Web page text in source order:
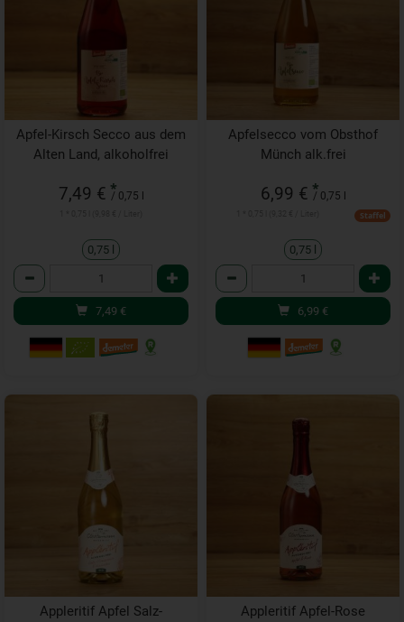
Apfel-Kirsch Secco aus dem
Alten Land, alkoholfrei
7,49 € *
/ 0,75 l
0,75 l
Anzahl
7,49 €
Apfelsecco vom Obsthof
Münch alk.frei
6,99 € *
/ 0,75 l
Staffel
0,75 l
Anzahl
6,99 €
Appleritif Apfel Salz-
Appleritif Apfel-Rose